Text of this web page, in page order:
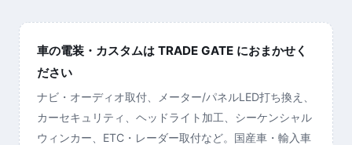
車の電装・カスタムは TRADE GATE におまかせく
ださい
ナビ・オーディオ取付、メーター/パネルLED打ち換え、
カーセキュリティ、ヘッドライト加工、シーケンシャル
ウィンカー、ETC・レーダー取付など。国産車・輸入車